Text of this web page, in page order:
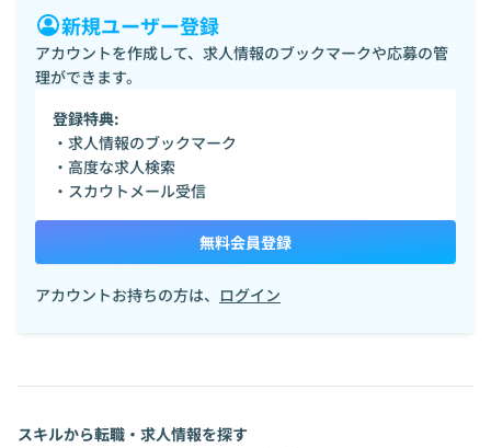
新規ユーザー登録
アカウントを作成して、求人情報のブックマークや応募の管
理ができます。
登録特典:
・求人情報のブックマーク
・高度な求人検索
・スカウトメール受信
無料会員登録
アカウントお持ちの方は、 ログイン
スキルから転職・求人情報を探す